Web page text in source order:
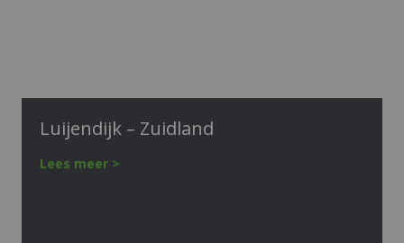
Luijendijk – Zuidland
Lees meer >